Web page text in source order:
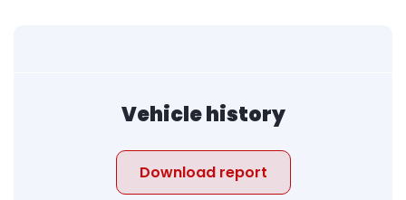
Vehicle history
Download report